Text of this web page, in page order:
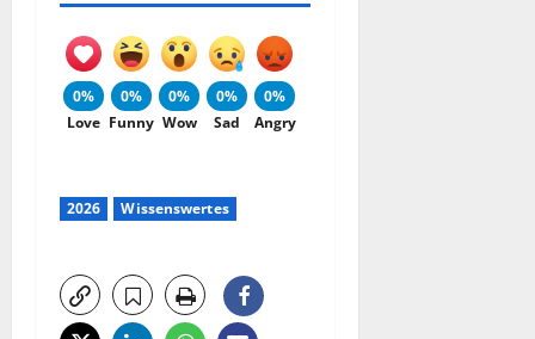
0%
Love
0%
Funny
0%
Wow
0%
Sad
0%
Angry
2026 Wissenswertes